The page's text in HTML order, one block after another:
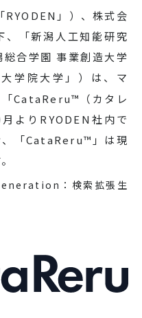
RYODEN」）、株式会
、「新潟人工知能研究
合学園 事業創造大学
学院大学」）は、マ
「CataReru™（カタレ
よりRYODEN社内で
、「CataReru™」は現
：検索拡張生